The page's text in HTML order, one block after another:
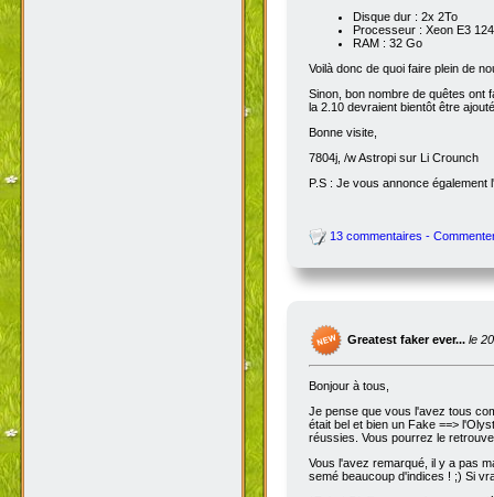
Disque dur : 2x 2To
Processeur : Xeon E3
RAM : 32 Go
Voilà donc de quoi faire plein de
Sinon, bon nombre de quêtes ont
la 2.10 devraient bientôt être
Bonne visite,
7804j, /w Astropi sur Li Crounch
P.S : Je vous annonce
13 commentaires -
Greatest faker ever... le
Bonjour à tous,
Je pense que vous l'avez tous
était bel et bien un Fake ==>
réussies. Vous pourrez le
Vous l'avez remarqué, il y a pas
semé beaucoup d'indices ! ;) Si